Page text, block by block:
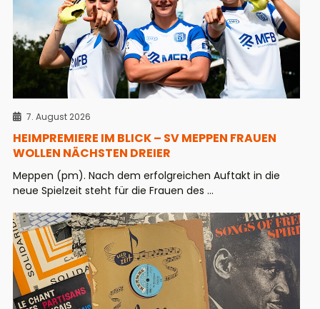
7. August 2026
HEIMPREMIERE IM BLICK – SV MEPPEN FRAUEN
WOLLEN NÄCHSTEN DREIER
Meppen (pm). Nach dem erfolgreichen Auftakt in die
neue Spielzeit steht für die Frauen des ...